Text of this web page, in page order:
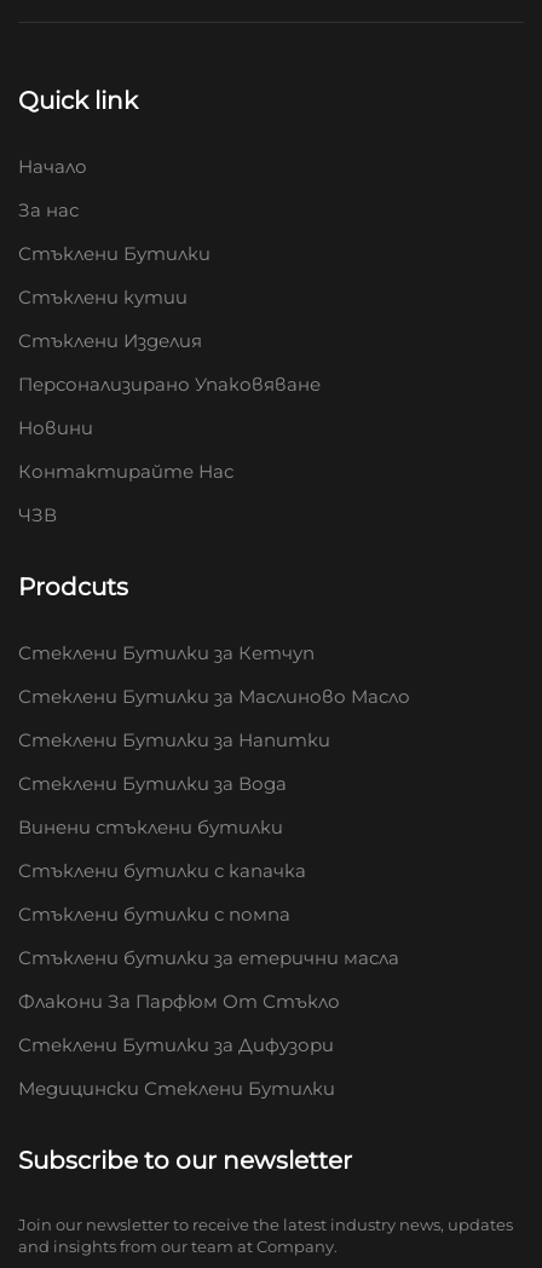
Quick link
Начало
За нас
Стъклени Бутилки
Стъклени кутии
Стъклени Изделия
Персонализирано Упаковяване
Новини
Контактирайте Нас
ЧЗВ
Prodcuts
Стеклени Бутилки за Кетчуп
Стеклени Бутилки за Маслиново Масло
Стеклени Бутилки за Напитки
Стеклени Бутилки за Вода
Винени стъклени бутилки
Стъклени бутилки с капачка
Стъклени бутилки с помпа
Стъклени бутилки за етерични масла
Флакони За Парфюм От Стъкло
Стеклени Бутилки за Дифузори
Медицински Стеклени Бутилки
Subscribe to our newsletter
Join our newsletter to receive the latest industry news, updates
and insights from our team at Company.